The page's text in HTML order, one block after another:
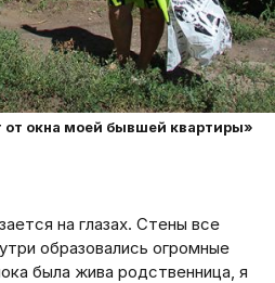
окна моей бывшей квартиры»
на глазах. Стены все
образовались огромные
была жива родственница, я